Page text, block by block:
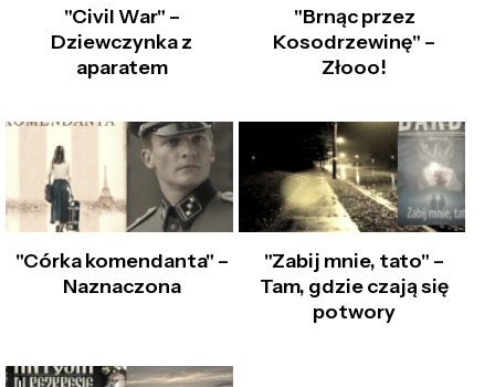
"Civil War" –
Dziewczynka z
aparatem
"Brnąc przez
Kosodrzewinę" –
Złooo!
"Córka komendanta" –
Naznaczona
"Zabij mnie, tato" –
Tam, gdzie czają się
potwory